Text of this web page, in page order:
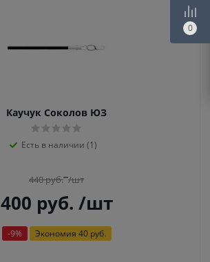
Каучук Соколов ЮЗ
Есть в наличии (1)
440руб. /шт
400 руб. /шт
-9% Экономия 40 руб.
0